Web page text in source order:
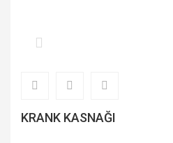
KRANK KASNAĞI